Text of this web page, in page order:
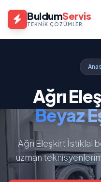
BuldumServis
TEKNIK ÇÖZÜMLER
Ağrı
Beyaz
Ağrı Eleşkirt İstiklal
uzman